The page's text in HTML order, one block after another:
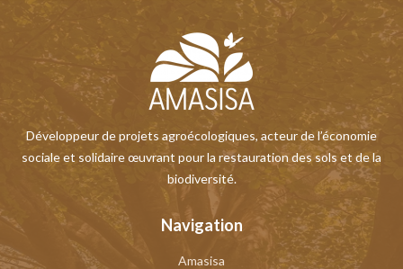
Développeur de projets agroécologiques, acteur de l’économie
sociale et solidaire œuvrant pour la restauration des sols et de la
biodiversité.
Navigation
Amasisa